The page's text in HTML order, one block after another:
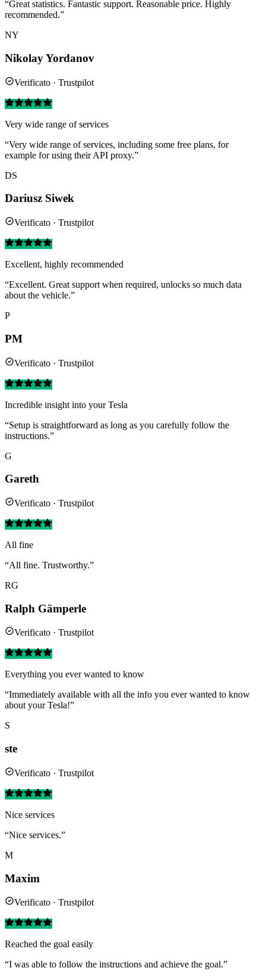
“Great statistics. Fantastic support. Reasonable price. Highly
recommended.”
NY
Nikolay Yordanov
Verificato · Trustpilot
Very wide range of services
“Very wide range of services, including some free plans, for
example for using their API proxy.”
DS
Dariusz Siwek
Verificato · Trustpilot
Excellent, highly recommended
“Excellent. Great support when required, unlocks so much data
about the vehicle.”
P
PM
Verificato · Trustpilot
Incredible insight into your Tesla
“Setup is straightforward as long as you carefully follow the
instructions.”
G
Gareth
Verificato · Trustpilot
All fine
“All fine. Trustworthy.”
RG
Ralph Gämperle
Verificato · Trustpilot
Everything you ever wanted to know
“Immediately available with all the info you ever wanted to know
about your Tesla!”
S
ste
Verificato · Trustpilot
Nice services
“Nice services.”
M
Maxim
Verificato · Trustpilot
Reached the goal easily
“I was able to follow the instructions and achieve the goal.”